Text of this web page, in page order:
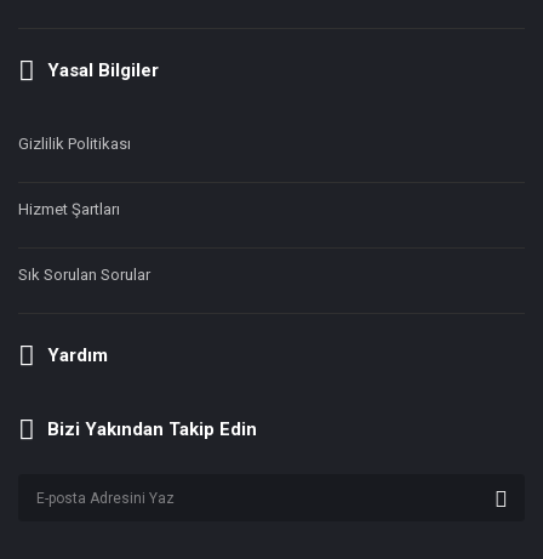
Yasal Bilgiler
Gizlilik Politikası
Hizmet Şartları
Sık Sorulan Sorular
Yardım
Bizi Yakından Takip Edin